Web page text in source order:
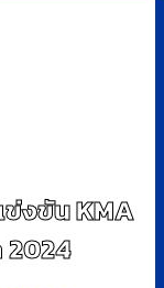
งขัน KMA
2024